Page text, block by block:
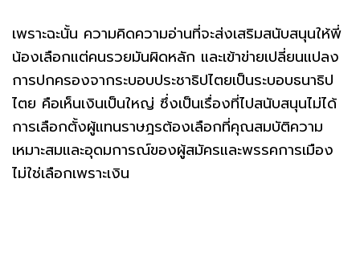
เพราะฉะนั้น ความคิดความอ่านที่จะส่งเสริมสนับสนุนให้พี่
น้องเลือกแต่คนรวยมันผิดหลัก และเข้าข่ายเปลี่ยนแปลง
การปกครองจากระบอบประชาธิปไตยเป็นระบอบธนาธิป
ไตย คือเห็นเงินเป็นใหญ่ ซึ่งเป็นเรื่องที่ไปสนับสนุนไม่ได้
การเลือกตั้งผู้แทนราษฎรต้องเลือกที่คุณสมบัติความ
เหมาะสมและอุดมการณ์ของผู้สมัครและพรรคการเมือง
ไม่ใช่เลือกเพราะเงิน